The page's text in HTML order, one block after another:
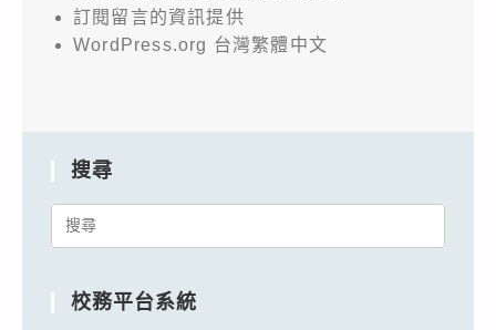
訂閱留言的資訊提供
WordPress.org 台灣繁體中文
搜尋
Search
校務平台系統